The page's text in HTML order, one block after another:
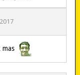
mas